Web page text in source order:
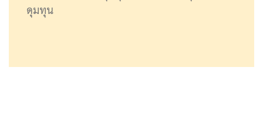
ดุมทุน